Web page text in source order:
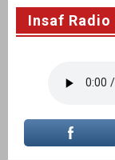
Insaf Radio